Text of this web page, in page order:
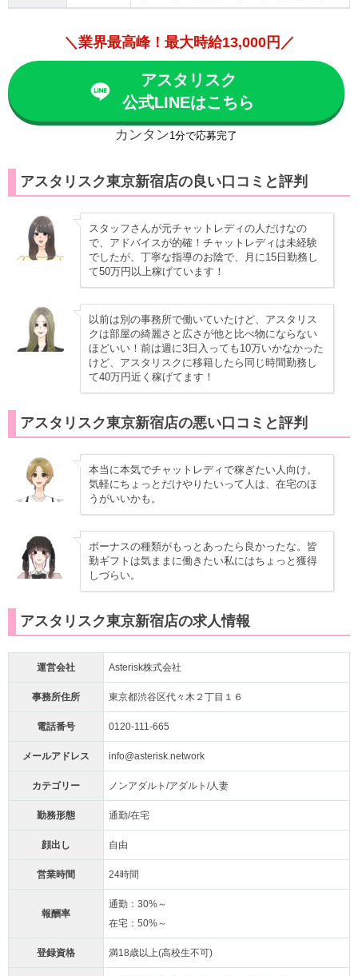
＼業界最高峰！最大時給13,000円／
アスタリスク
公式LINEはこちら
カンタン1分で応募完了
アスタリスク東京新宿店の良い口コミと評判
スタッフさんが元チャットレディの人だけなの
で、アドバイスが的確！チャットレディは未経験
でしたが、丁寧な指導のお陰で、月に15日勤務し
て50万円以上稼げています！
以前は別の事務所で働いていたけど、アスタリス
クは部屋の綺麗さと広さが他と比べ物にならない
ほどいい！前は週に3日入っても10万いかなかった
けど、アスタリスクに移籍したら同じ時間勤務し
て40万円近く稼げてます！
アスタリスク東京新宿店の悪い口コミと評判
本当に本気でチャットレディで稼ぎたい人向け。
気軽にちょっとだけやりたいって人は、在宅のほ
うがいいかも。
ボーナスの種類がもっとあったら良かったな。皆
勤ギフトは気ままに働きたい私にはちょっと獲得
しづらい。
アスタリスク東京新宿店の求人情報
運営会社 Asterisk株式会社
事務所住所 東京都渋谷区代々木２丁目１６
電話番号 0120-111-665
メールアドレス info@asterisk.network
カテゴリー ノンアダルト/アダルト/人妻
勤務形態 通勤/在宅
顔出し 自由
営業時間 24時間
報酬率
通勤：30%～
在宅：50%～
登録資格 満18歳以上(高校生不可)